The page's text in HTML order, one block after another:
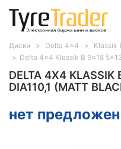
DELTA 4X4
DIA110,1 (MATT
нет
Диски Delta 4x4
Klassik
Delta 4x4 Klassik B 9x18